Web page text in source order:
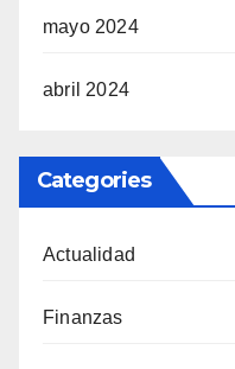
mayo 2024
abril 2024
Categories
Actualidad
Finanzas